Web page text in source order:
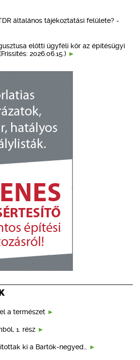
általános tájékoztatási felülete? -
előtti ügyféli kör az építésügyi
2026.06.15.)
a természet
1. rész
ki a Bartók-negyed…